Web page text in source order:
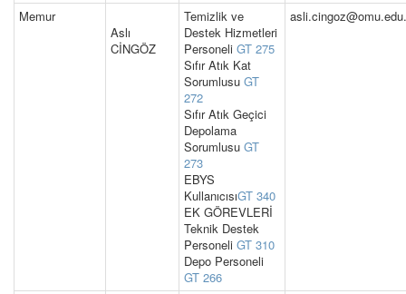
Memur
Aslı
CİNGÖZ
Temizlik ve
Destek Hizmetleri
Personeli GT 275
Sıfır Atık Kat
Sorumlusu GT
272
Sıfır Atık Geçici
Depolama
Sorumlusu GT
273
EBYS
KullanıcısıGT 340
EK GÖREVLERİ
Teknik Destek
Personeli GT 310
Depo Personeli
GT 266